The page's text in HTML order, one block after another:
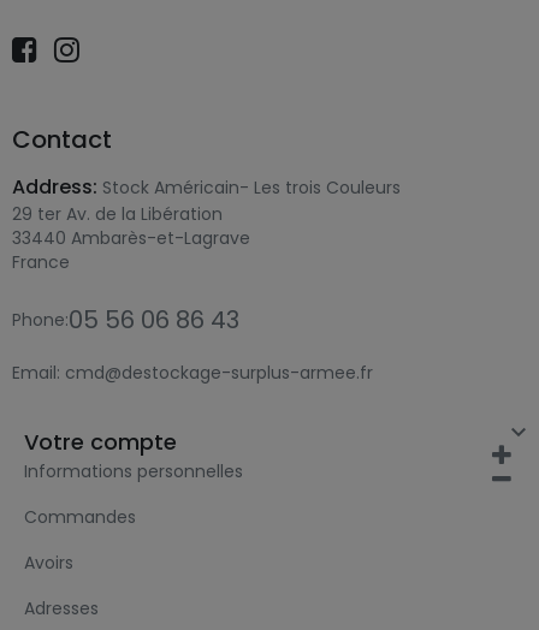
Contact
Address: Stock Américain- Les trois Couleurs
29 ter Av. de la Libération
33440 Ambarès-et-Lagrave
France
Phone:05 56 06 86 43
Email: cmd@destockage-surplus-armee.fr

Votre compte
Informations personnelles
Commandes
Avoirs
Adresses